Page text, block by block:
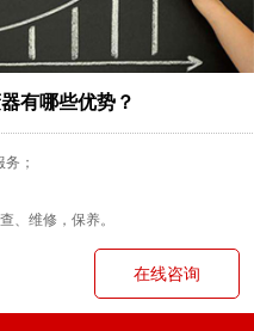
有哪些优势？
；
、维修，保养。
在线咨询